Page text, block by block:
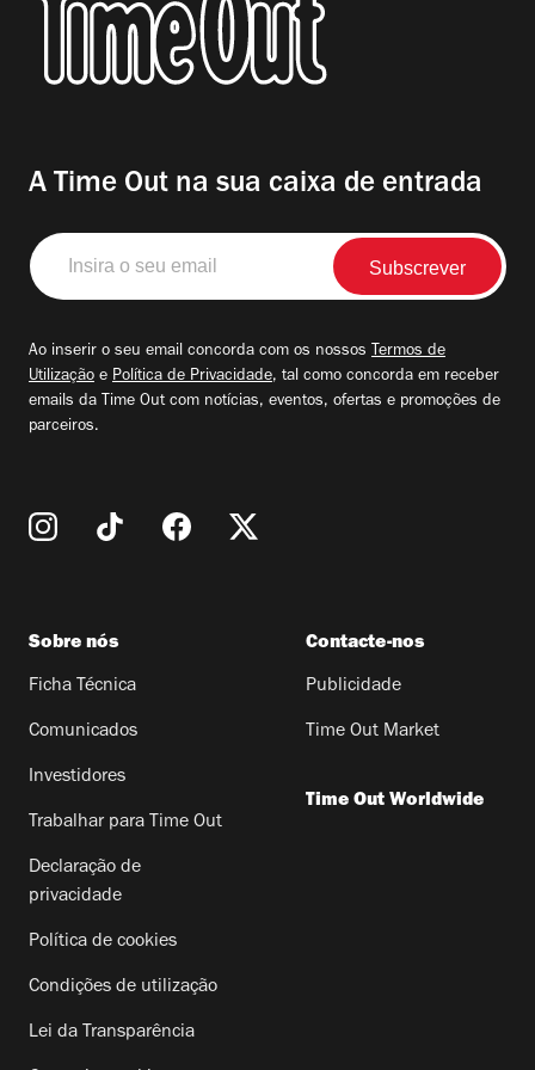
A Time Out na sua caixa de entrada
Insira
o
seu
Ao inserir o seu email concorda com os nossos Termos de
Utilização e Política de Privacidade, tal como concorda em receber
emails da Time Out com notícias, eventos, ofertas e promoções de
parceiros.
Sobre nós
Ficha Técnica
Comunicados
Investidores
Trabalhar para Time Out
Declaração de
privacidade
Política de cookies
Condições de utilização
Lei da Transparência
Contacte-nos
Publicidade
Time Out Market
Time Out Worldwide